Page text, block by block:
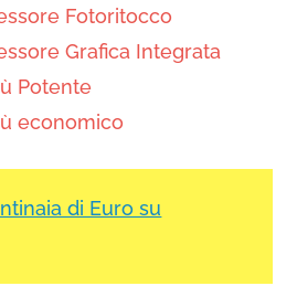
Fotoritocco
Grafica Integrata
Potente
economico
di Euro su